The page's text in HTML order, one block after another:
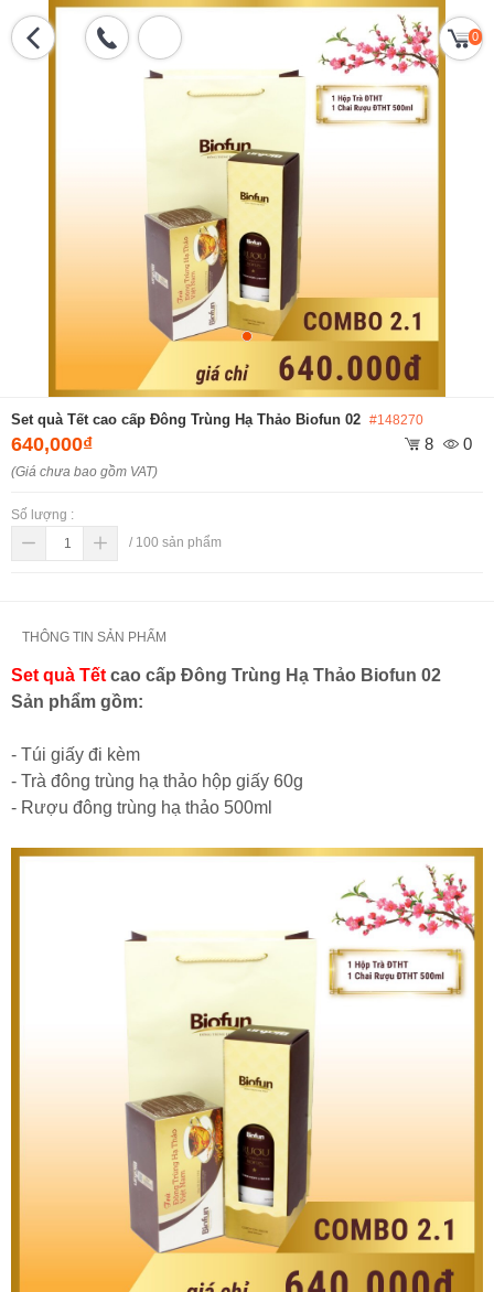
0
Set quà Tết cao cấp Đông Trùng Hạ Thảo Biofun 02 #148270
640,000₫ 8 0
(Giá chưa bao gồm VAT)
Số lượng :
/ 100 sản phẩm
THÔNG TIN SẢN PHẨM
Set quà Tết cao cấp Đông Trùng Hạ Thảo Biofun 02
Sản phẩm gồm:
- Túi giấy đi kèm
- Trà đông trùng hạ thảo hộp giấy 60g
- Rượu đông trùng hạ thảo 500ml